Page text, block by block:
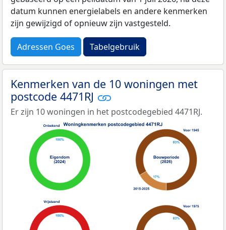
datum kunnen energielabels en andere kenmerken
zijn gewijzigd of opnieuw zijn vastgesteld.
Adressen Goes Tabelgebruik
Kenmerken van de 10 woningen met
postcode 4471RJ
Er zijn 10 woningen in het postcodegebied 4471RJ.